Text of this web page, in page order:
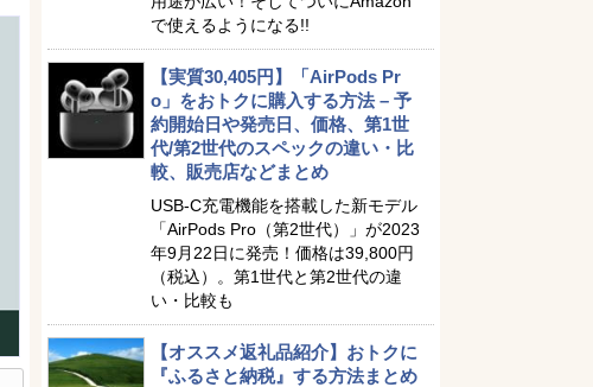
で使えるようになる!!
【実質30,405円】「AirPods Pr
o」をおトクに購入する方法 – 予
約開始日や発売日、価格、第1世
代/第2世代のスペックの違い・比
較、販売店などまとめ
USB-C充電機能を搭載した新モデル
「AirPods Pro（第2世代）」が2023
年9月22日に発売！価格は39,800円
（税込）。第1世代と第2世代の違
い・比較も
【オススメ返礼品紹介】おトクに
『ふるさと納税』する方法まとめ